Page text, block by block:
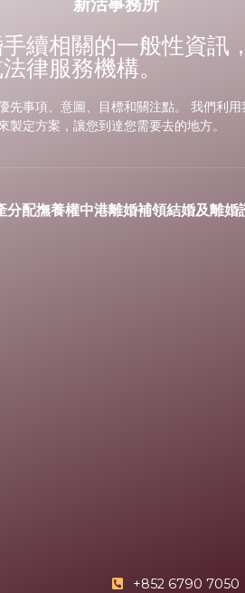
續相關的一般性資訊，
律服務機構。
事項、意圖、目標和關注點。 我們利用
製定方案，讓您到達您需要去的地方。
分配撫養權中港離婚補領結婚及離婚
+852 6790 7050